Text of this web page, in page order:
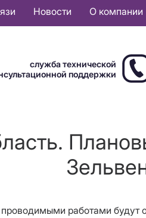
Новости О компании
служба технической
поддержки
работами будут